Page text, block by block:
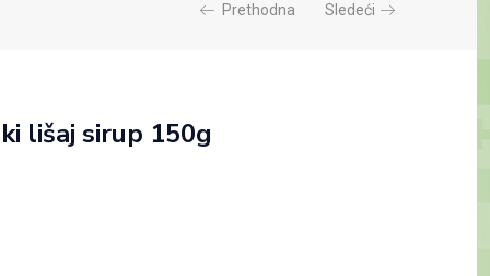
Prethodna Sledeći
lišaj sirup 150g